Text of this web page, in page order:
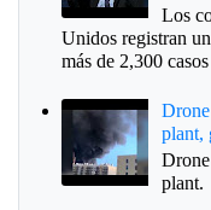
Los
Unidos registran
más de 2,300
plant,
plant.